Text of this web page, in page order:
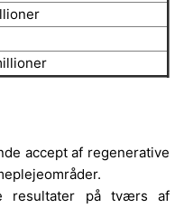
accept af regenerative
resultater på tværs af